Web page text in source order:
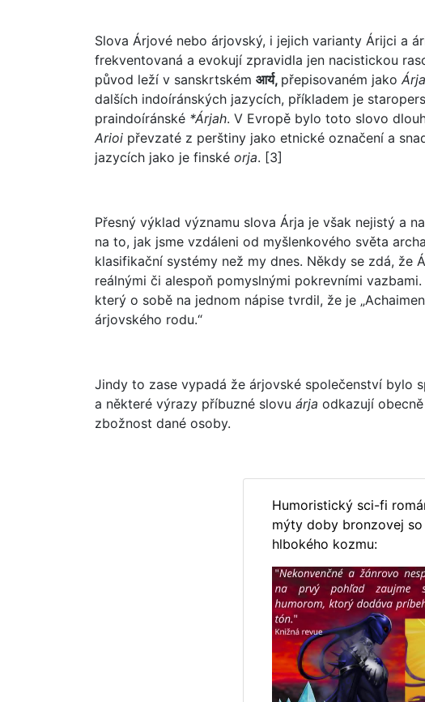
Slova Árjové nebo árjovský, i jejich varianty Árijci a
frekventovaná a evokují zpravidla jen nacistickou
původ leží v sanskrtském आर्य, přepisovaném jako Árja
dalších indoíránských jazycích, příkladem je
praindoíránské *Árjah. V Evropě bylo toto slovo
Arioi převzaté z perštiny jako etnické označení a
jazycích jako je finské orja. [3]
Přesný výklad významu slova Árja je však nejistý a
na to, jak jsme vzdáleni od myšlenkového světa
klasifikační systémy než my dnes. Někdy se zdá, že
reálnými či alespoň pomyslnými pokrevními
který o sobě na jednom nápise tvrdil, že je
árjovského rodu.“
Jindy to zase vypadá že árjovské společenství bylo
a některé výrazy příbuzné slovu árja odkazují
zbožnost dané osoby.
Humoristický sci-fi
mýty doby bronzovej so
hlbokého kozmu: